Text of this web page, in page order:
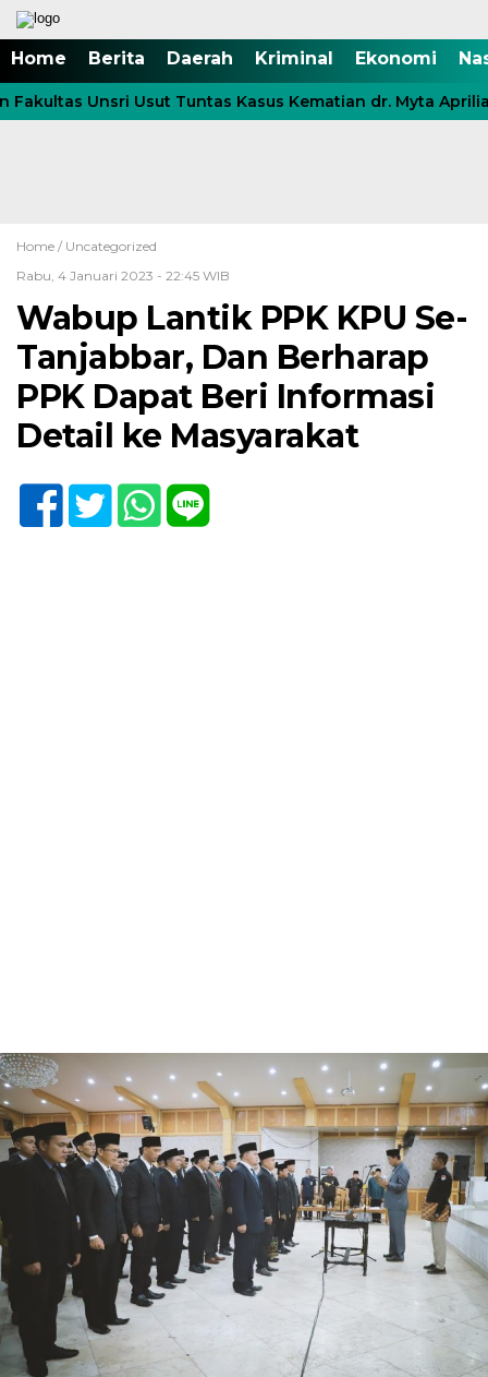
Home Berita Daerah Kriminal Ekonomi
Unsri Usut Tuntas Kasus Kematian dr. Myta Aprilia
Home / Uncategorized
Rabu, 4 Januari 2023 - 22:45 WIB
Wabup Lantik PPK KPU Se-
Tanjabbar, Dan Berharap
PPK Dapat Beri Informasi
Detail ke Masyarakat